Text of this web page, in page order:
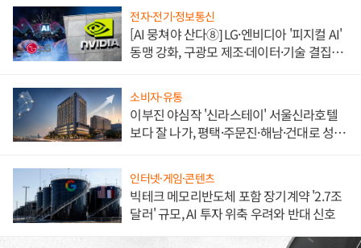
전자·전기·정보통신
[AI 뭉쳐야 산다⑧] LG·엔비디아 '피지컬 AI'
동맹 강화, 구광모 제조·데이터·기술 결집
소비자·유통
이부진 야심작 '신라스테이' 서울신라호텔
보다 잘 나가, 평택·주문진·해남·건대로 성
인터넷·게임·콘텐츠
빅테크 메모리반도체 포함 장기계약 '2.7조
달러' 규모, AI 투자 위축 우려와 반대 신호